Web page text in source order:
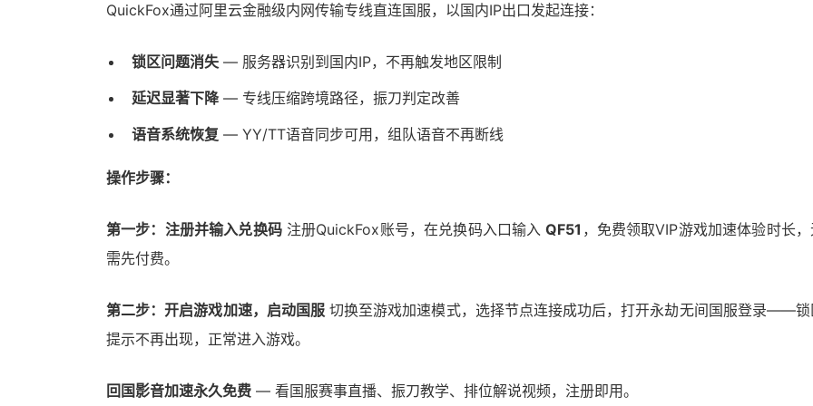
QuickFox通过阿里云金融级内网传输专线直连国服，以国内IP出口发起连接：
锁区问题消失 — 服务器识别到国内IP，不再触发地区限制
延迟显著下降— 专线压缩跨境路径，振刀判定改善
语音系统恢复 — YY/TT语音同步可用，组队语音不再断线
操作步骤：
第一步：注册并输入兑换码注册QuickFox账号，在兑换码入口输入QF51 ，免费领取VIP游戏加速体验时长
需先付费。
第二步：开启游戏加速，启动国服切换至游戏加速模式，选择节点连接成功后，打开永劫无间国服登录——锁
提示不再出现，正常进入游戏。
回国影音加速永久免费 — 看国服赛事直播、振刀教学、排位解说视频，注册即用。